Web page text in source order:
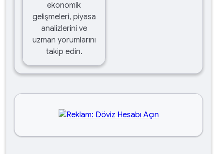
ekonomik
gelişmeleri, piyasa
analizlerini ve
uzman yorumlarını
takip edin.